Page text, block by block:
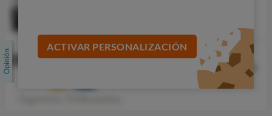
ACTIVAR PERSONALIZACIÓN